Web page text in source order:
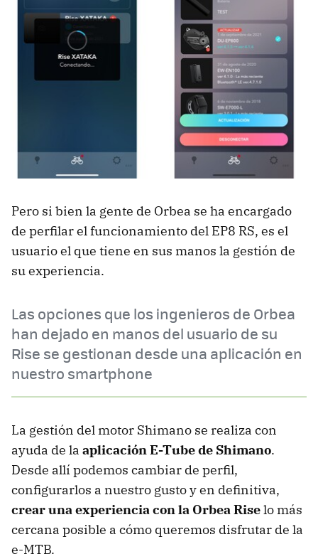
Pero si bien la gente de Orbea se ha encargado
de perfilar el funcionamiento del EP8 RS, es el
usuario el que tiene en sus manos la gestión de
su experiencia.
Las opciones que los ingenieros de Orbea
han dejado en manos del usuario de su
Rise se gestionan desde una aplicación en
nuestro smartphone
La gestión del motor Shimano se realiza con
ayuda de la aplicación E-Tube de Shimano.
Desde allí podemos cambiar de perfil,
configurarlos a nuestro gusto y en definitiva,
crear una experiencia con la Orbea Riselo más
cercana posible a cómo queremos disfrutar de la
e-MTB.